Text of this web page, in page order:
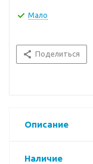
Мало
Поделиться
Описание
Наличие